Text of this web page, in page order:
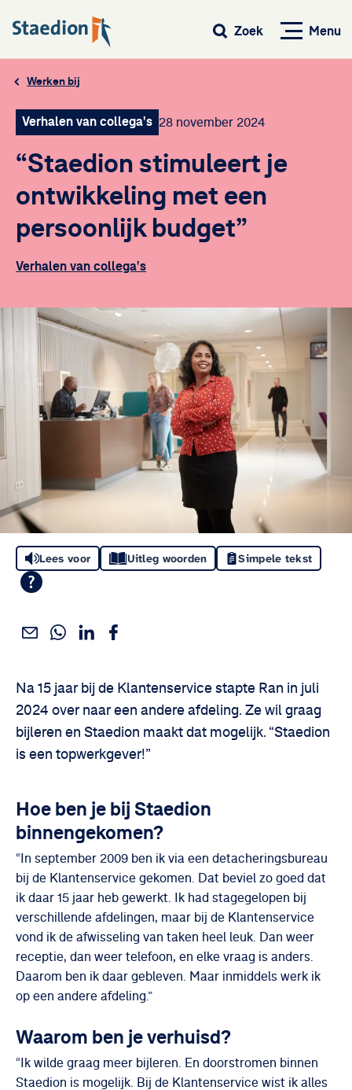
Menu
Zoek
Werken bij
Verhalen van collega's 28 november 2024
“Staedion stimuleert je
ontwikkeling met een
persoonlijk budget”
Verhalen van collega's
Lees voor Uitleg woorden Simpele tekst
Deel het artikel:
Deel dit via e-mail
Deel dit via WhatsApp
Deel dit via Linkedin
Deel dit via Facebook
Na 15 jaar bij de Klantenservice stapte Ran in juli
2024 over naar een andere afdeling. Ze wil graag
bijleren en Staedion maakt dat mogelijk. “Staedion
is een topwerkgever!”
Hoe ben je bij Staedion
binnengekomen?
“In september 2009 ben ik via een detacheringsbureau
bij de Klantenservice gekomen. Dat beviel zo goed dat
ik daar 15 jaar heb gewerkt. Ik had stagegelopen bij
verschillende afdelingen, maar bij de Klantenservice
vond ik de afwisseling van taken heel leuk. Dan weer
receptie, dan weer telefoon, en elke vraag is anders.
Daarom ben ik daar gebleven. Maar inmiddels werk ik
op een andere afdeling.”
Waarom ben je verhuisd?
“Ik wilde graag meer bijleren. En doorstromen binnen
Staedion is mogelijk. Bij de Klantenservice wist ik alles